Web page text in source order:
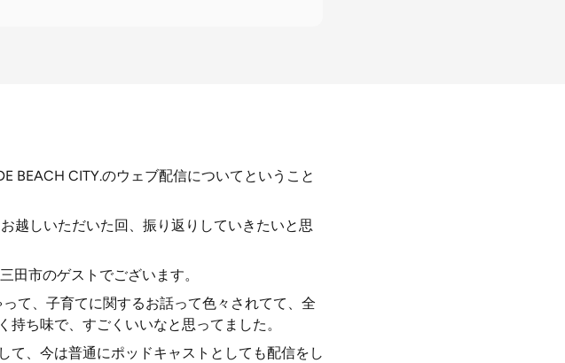
BEACH CITY.のウェブ配信についてということ
越しいただいた回、振り返りしていきたいと思
田市のゲストでございます。
て、子育てに関するお話って色々されてて、全
ち味で、すごくいいなと思ってました。
て、今は普通にポッドキャストとしても配信をし